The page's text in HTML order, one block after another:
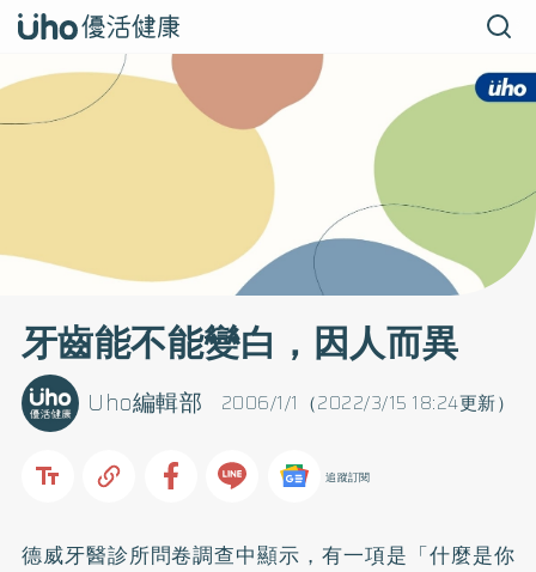
牙齒能不能變白，因人而異
2006/1/1（2022/3/15 18:24更新）
Uho編輯部
追蹤訂閱
德威牙醫診所問卷調查中顯示，有一項是「什麼是你